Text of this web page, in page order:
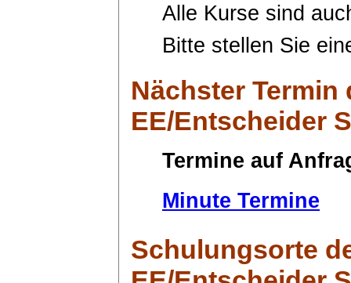
Alle Kurse sind
Bitte stellen Sie
Nächster Termin
EE/Entscheider
Termine auf
Minute Termine
Schulungsorte